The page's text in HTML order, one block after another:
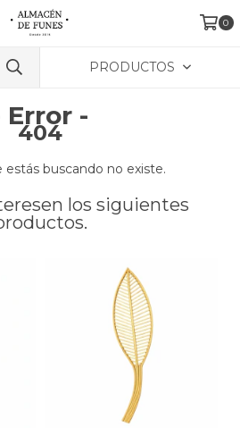
0
PRODUCTOS
Error -
404
estás buscando no existe.
los siguientes